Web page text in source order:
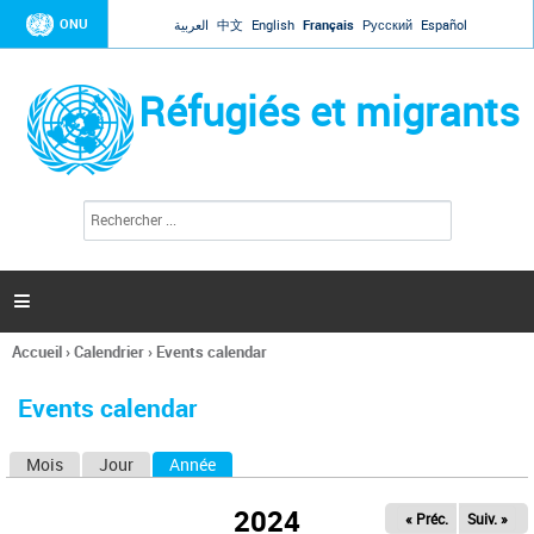
Jump to navigation
ONU العربية 中文 English Français Русский Español
Réfugiés et migrants
l
c
h
e

Vous
ici
Accueil›Calendrier› Events calendar
Events calendar
Mois Jour Année
2024 « Préc. Suiv. »